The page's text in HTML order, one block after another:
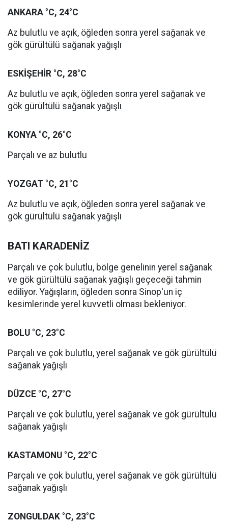
ANKARA °C, 24°C
Az bulutlu ve açık, öğleden sonra yerel sağanak ve
gök gürültülü sağanak yağışlı
ESKİŞEHİR °C, 28°C
Az bulutlu ve açık, öğleden sonra yerel sağanak ve
gök gürültülü sağanak yağışlı
KONYA °C, 26°C
Parçalı ve az bulutlu
YOZGAT °C, 21°C
Az bulutlu ve açık, öğleden sonra yerel sağanak ve
gök gürültülü sağanak yağışlı
BATI KARADENİZ
Parçalı ve çok bulutlu, bölge genelinin yerel sağanak
ve gök gürültülü sağanak yağışlı geçeceği tahmin
ediliyor. Yağışların, öğleden sonra Sinop'un iç
kesimlerinde yerel kuvvetli olması bekleniyor.
BOLU °C, 23°C
Parçalı ve çok bulutlu, yerel sağanak ve gök gürültülü
sağanak yağışlı
DÜZCE °C, 27°C
Parçalı ve çok bulutlu, yerel sağanak ve gök gürültülü
sağanak yağışlı
KASTAMONU °C, 22°C
Parçalı ve çok bulutlu, yerel sağanak ve gök gürültülü
sağanak yağışlı
ZONGULDAK °C, 23°C